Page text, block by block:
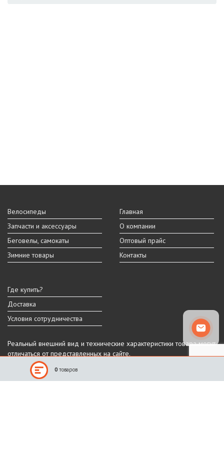
Велосипеды
Запчасти и аксессуары
Беговелы, самокаты
Зимние товары
Главная
О компании
Оптовый прайс
Контакты
Где купить?
Доставка
Условия сотрудничества
Реальный внешний вид и технические характеристики товара могут
отличаться от представленных на сайте.
Производитель оставляет за собой право на изменение дизайна,
характеристик и комплектации товара.
0 товаров